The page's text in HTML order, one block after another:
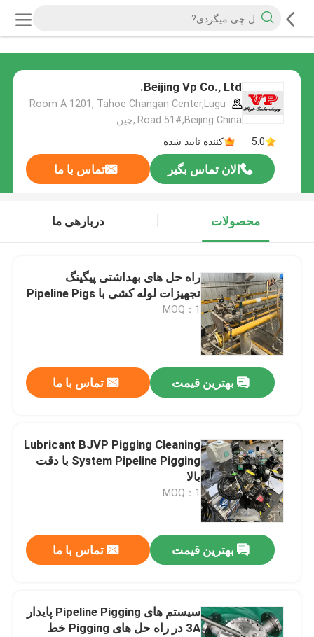
Beijing Vp Co., Ltd.
Room A 1201, Tahoe Changan Center,Lugu
Road 51#,Beijing China.,چین
5.0
کننده تایید شده
الان تماس بگیر تماس با ما
محصولات دربارهی ما
راه حل های بهداشتی پیگینگ
تجهیزات لوله کشی با Pipeline Pigs
MOQ：1
بهترین قیمت تماس با ما
Lubricant BJVP Pigging Cleaning
System Pipeline Pigging با دقت
بالا
MOQ：1
بهترین قیمت تماس با ما
سیستم های Pipeline Pigging پایدار
3A در راه حل های Pigging خط